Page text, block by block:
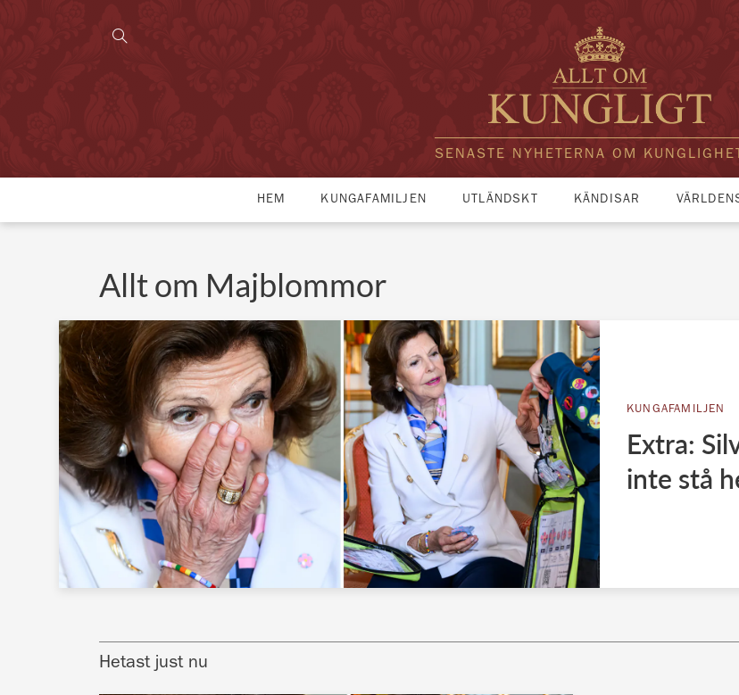
SENASTE NYHETERNA OM
HEM KUNGAFAMILJEN UTLÄNDSKT KÄNDISAR
Allt om Majblommor
KUNGAFAMILJEN
Extra:
inte stå
Hetast just nu